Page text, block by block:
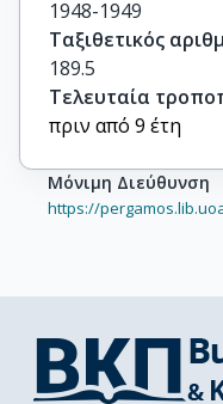
1948-1949
Ταξιθετικός
189.5
Τελευταία
πριν από 9 έτη
Μόνιμη Διεύθυνση
https://